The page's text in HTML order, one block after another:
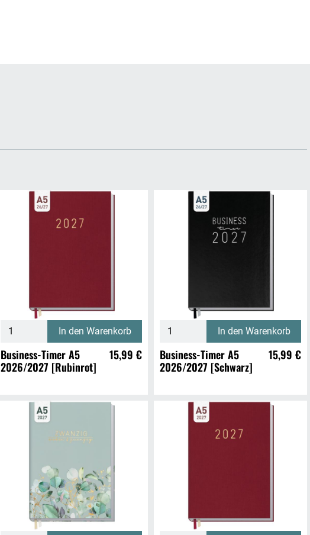
In den Warenkorb
Business-Timer A5
2026/2027 [Rubinrot]
15,99 €
In den Warenkorb
Business-Timer A5
2026/2027 [Schwarz]
15,99 €